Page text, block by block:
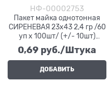
НФ-00002753
Пакет майка однотонная
СИРЕНЕВАЯ 23х43 2,4 гр /60
уп х 100шт/ (+/- 10шт)
(6000)
0,69 руб./Штука
ДОБАВИТЬ